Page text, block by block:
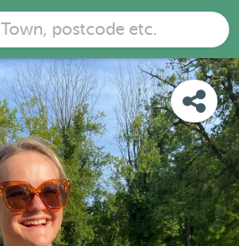
Town, postcode etc.